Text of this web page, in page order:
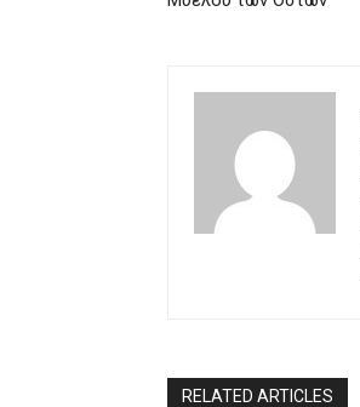
RELATED ARTICLES